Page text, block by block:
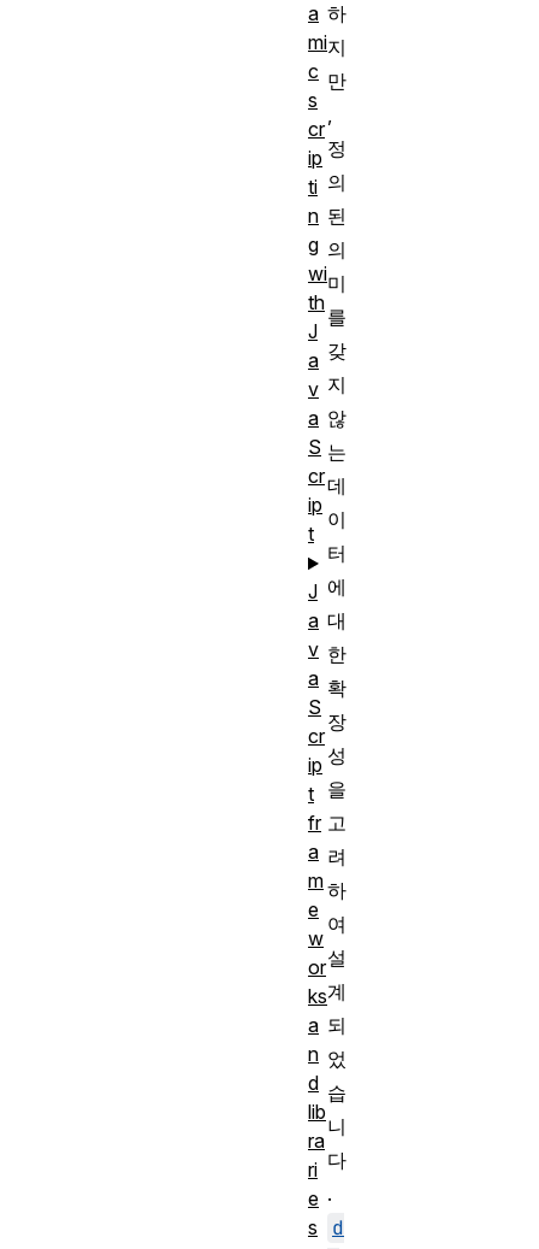
하
지
만
,
정
의
된
의
미
를
갖
지
않
는
데
이
터
에
대
한
확
장
성
을
고
려
하
여
설
계
되
었
습
니
다
.
d
a
mi
c
s
cr
ip
ti
n
g
wi
th
J
a
v
a
S
cr
ip
t
J
a
v
a
S
cr
ip
t
fr
a
m
e
w
or
ks
a
n
d
lib
ra
ri
e
s